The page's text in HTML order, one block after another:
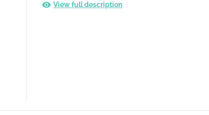
View full description